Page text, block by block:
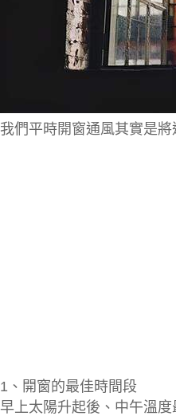
我們平時開窗通風其實是
1、 開窗的最佳時間段
早上太陽升起後、中午溫